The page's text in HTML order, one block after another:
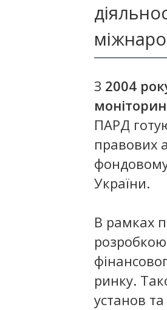
З 2004
ПАРД
правових
України.
В рамках
ринку.
установ